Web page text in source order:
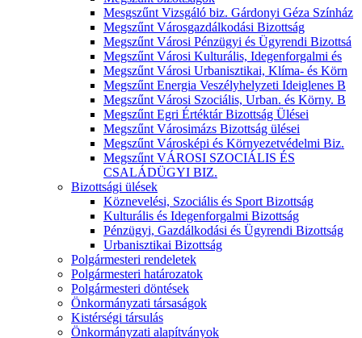
Mesgszűnt Vizsgáló biz. Gárdonyi Géza Színház
Megszűnt Városgazdálkodási Bizottság
Megszűnt Városi Pénzügyi és Ügyrendi Bizottsá
Megszűnt Városi Kulturális, Idegenforgalmi és
Megszűnt Városi Urbanisztikai, Klíma- és Körn
Megszűnt Energia Veszélyhelyzeti Ideiglenes B
Megszűnt Városi Szociális, Urban. és Körny. B
Megszűnt Egri Értéktár Bizottság Ülései
Megszűnt Városimázs Bizottság ülései
Megszűnt Városképi és Környezetvédelmi Biz.
Megszűnt VÁROSI SZOCIÁLIS ÉS
CSALÁDÜGYI BIZ.
Bizottsági ülések
Köznevelési, Szociális és Sport Bizottság
Kulturális és Idegenforgalmi Bizottság
Pénzügyi, Gazdálkodási és Ügyrendi Bizottság
Urbanisztikai Bizottság
Polgármesteri rendeletek
Polgármesteri határozatok
Polgármesteri döntések
Önkormányzati társaságok
Kistérségi társulás
Önkormányzati alapítványok